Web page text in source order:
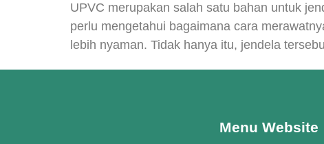
UPVC merupakan salah satu bahan untuk
perlu mengetahui bagaimana cara
lebih nyaman. Tidak hanya itu, jendela
Menu Website